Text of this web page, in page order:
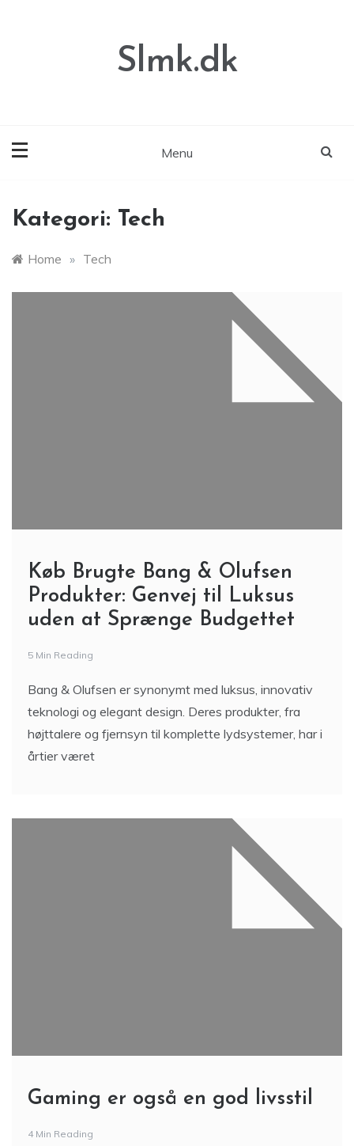
Slmk.dk
Menu
Kategori: Tech
Home » Tech
Køb Brugte Bang & Olufsen
Produkter: Genvej til Luksus
uden at Sprænge Budgettet
5 Min Reading
Bang & Olufsen er synonymt med luksus, innovativ
teknologi og elegant design. Deres produkter, fra
højttalere og fjernsyn til komplette lydsystemer, har i
årtier været
Gaming er også en god livsstil
4 Min Reading